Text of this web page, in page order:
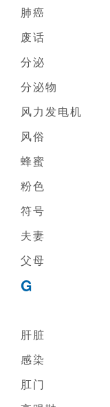
肺癌
废话
分泌
分泌物
风力发电机
风俗
蜂蜜
粉色
符号
夫妻
父母
G
肝脏
感染
肛门